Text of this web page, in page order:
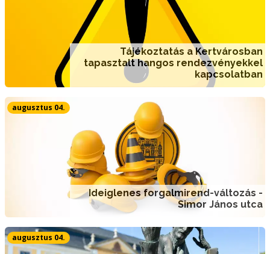
Tájékoztatás a Kertvárosban
tapasztalt hangos rendezvényekkel
kapcsolatban
Ideiglenes forgalmirend-változás -
Simor János utca
augusztus 04.
augusztus 04.